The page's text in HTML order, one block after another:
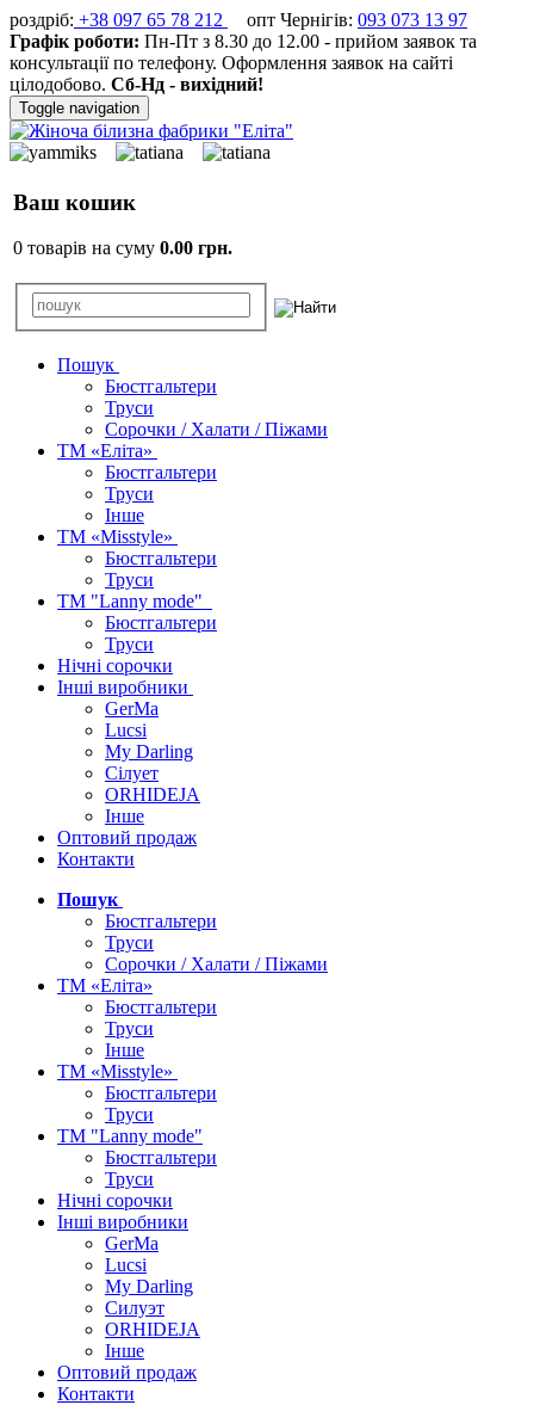
роздріб: +38 097 65 78 212 опт Чернігів: 093 073 13 97
Графік роботи: Пн-Пт з 8.30 до 12.00 - прийом заявок та
консультації по телефону. Оформлення заявок на сайті
цілодобово. Сб-Нд - вихідний!
Toggle navigation
Ваш кошик
0 товарів на суму 0.00 грн.
Пошук
Бюстгальтери
Труси
Сорочки / Халати / Піжами
ТМ «Еліта»
Бюстгальтери
Труси
Інше
ТМ «Misstyle»
Бюстгальтери
Труси
ТМ "Lanny mode"
Бюстгальтери
Труси
Нічні сорочки
Інші виробники
GerMa
Lucsi
My Darling
Сілует
ORHIDEJA
Інше
Оптовий продаж
Контакти
Пошук
Бюстгальтери
Труси
Сорочки / Халати / Піжами
ТМ «Еліта»
Бюстгальтери
Труси
Інше
ТМ «Misstyle»
Бюстгальтери
Труси
ТМ "Lanny mode"
Бюстгальтери
Труси
Нічні сорочки
Інші виробники
GerMa
Lucsi
My Darling
Силуэт
ORHIDEJA
Інше
Оптовий продаж
Контакти